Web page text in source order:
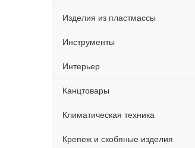
Изделия из пластмассы
Инструменты
Интерьер
Канцтовары
Климатическая техника
Крепеж и скобяные изделия